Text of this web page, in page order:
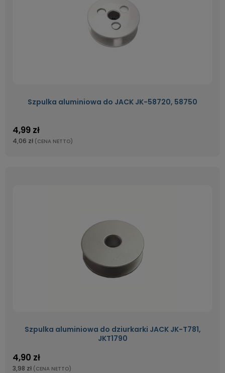
Szpulka aluminiowa do JACK JK-58720, 58750
4,99 zł
4,06 zł (CENA NETTO)
Szpulka aluminiowa do dziurkarki JACK JK-T781,
JKT1790
4,90 zł
3,98 zł (CENA NETTO)